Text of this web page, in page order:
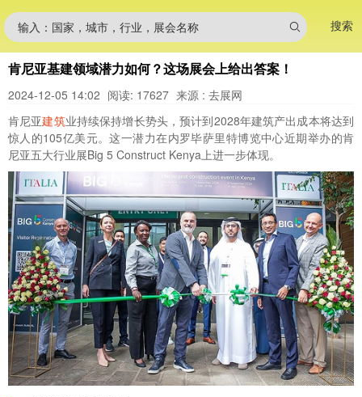
输入：国家，城市，行业，展会名称 搜索
肯尼亚基建领域潜力如何？这场展会上给出答案！
2024-12-05 14:02 阅读: 17627 来源 : 去展网
肯尼亚建筑业持续保持增长势头，预计到2028年建筑产出成本将达到
惊人的105亿美元。这一潜力在内罗毕萨里特博览中心近期举办的肯
尼亚五大行业展Big 5 Construct Kenya上进一步体现。